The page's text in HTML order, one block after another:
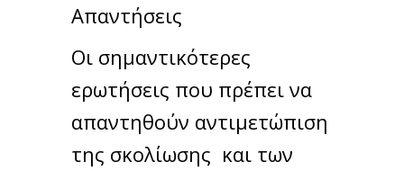
Απαντήσεις
Οι σημαντικότερες
ερωτήσεις που πρέπει να
απαντηθούν αντιμετώπιση
της σκολίωσης και των